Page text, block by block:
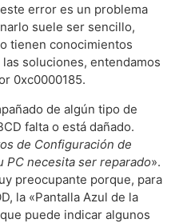
error es un problema
suele ser sencillo,
tienen conocimientos
soluciones, entendamos
0xc0000185.
de algún tipo de
falta o está dañado.
de Configuración de
PC necesita ser reparado».
preocupante porque, para
la «Pantalla Azul de la
puede indicar algunos